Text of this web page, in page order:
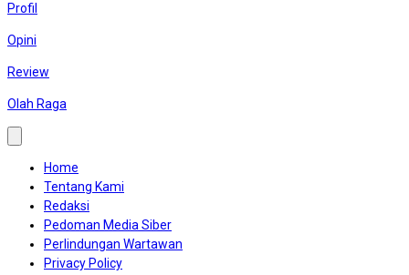
Profil
Opini
Review
Olah Raga
Home
Tentang Kami
Redaksi
Pedoman Media Siber
Perlindungan Wartawan
Privacy Policy